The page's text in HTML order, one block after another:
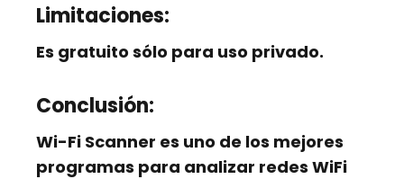
Limitaciones:
Es gratuito sólo para uso privado.
Conclusión:
Wi-Fi Scanner es uno de los mejores
programas para analizar redes WiFi